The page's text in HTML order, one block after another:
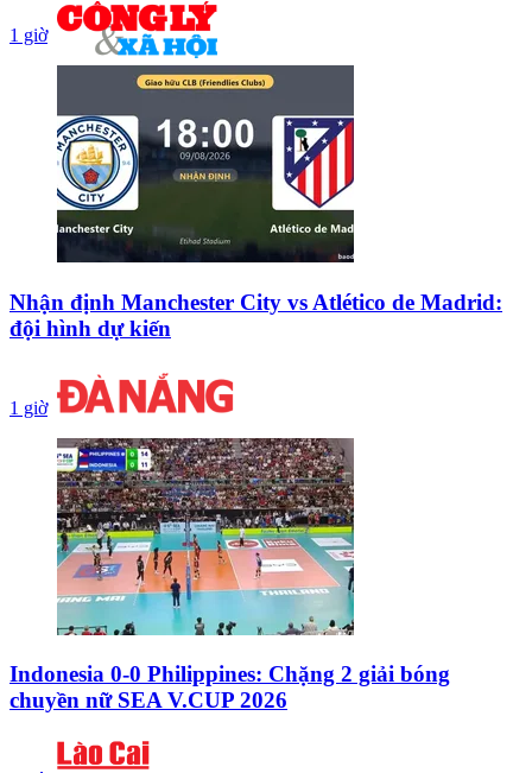
1 giờ
Nhận định Manchester City vs Atlético de Madrid:
đội hình dự kiến
1 giờ
Indonesia 0-0 Philippines: Chặng 2 giải bóng
chuyền nữ SEA V.CUP 2026